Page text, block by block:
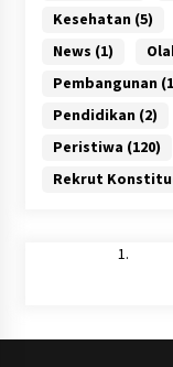
Kesehatan (5)
News (1)
Pembangunan
Pendidikan (2)
Peristiwa (120)
Rekrut